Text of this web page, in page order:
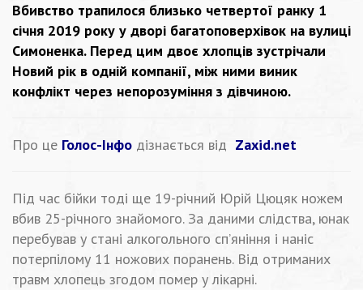
Вбивство трапилося близько четвертої ранку 1
січня 2019 року у дворі багатоповерхівок на вулиці
Симоненка. Перед цим двоє хлопців зустрічали
Новий рік в одній компанії, між ними виник
конфлікт через непорозуміння з дівчиною.
Про це Голос-Інфо дізнається від Zaxid.net
Під час бійки тоді ще 19-річний Юрій Цюцяк ножем
вбив 25-річного знайомого. За даними слідства, юнак
перебував у стані алкогольного сп’яніння і наніс
потерпілому 11 ножових поранень. Від отриманих
травм хлопець згодом помер у лікарні.